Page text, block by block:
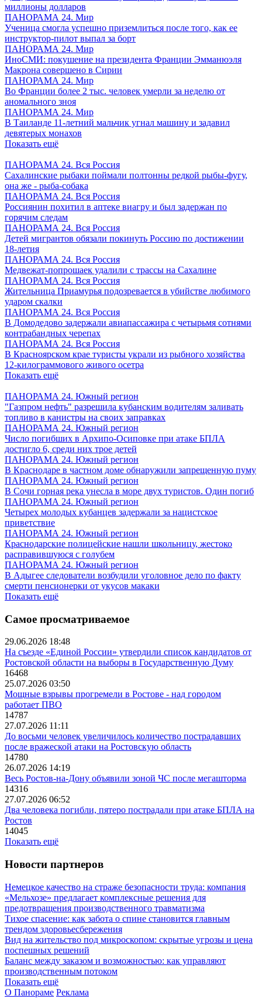
миллионы долларов
ПАНОРАМА 24. Мир
Ученица смогла успешно приземлиться после того, как ее
инструктор-пилот выпал за борт
ПАНОРАМА 24. Мир
ИноСМИ: покушение на президента Франции Эмманюэля
Макрона совершено в Сирии
ПАНОРАМА 24. Мир
Во Франции более 2 тыс. человек умерли за неделю от
аномального зноя
ПАНОРАМА 24. Мир
В Таиланде 11-летний мальчик угнал машину и задавил
девятерых монахов
Показать ещё
ПАНОРАМА 24. Вся Россия
Сахалинские рыбаки поймали полтонны редкой рыбы-фугу,
она же - рыба-собака
ПАНОРАМА 24. Вся Россия
Россиянин похитил в аптеке виагру и был задержан по
горячим следам
ПАНОРАМА 24. Вся Россия
Детей мигрантов обязали покинуть Россию по достижении
18-летия
ПАНОРАМА 24. Вся Россия
Медвежат-попрошаек удалили с трассы на Сахалине
ПАНОРАМА 24. Вся Россия
Жительница Приамурья подозревается в убийстве любимого
ударом скалки
ПАНОРАМА 24. Вся Россия
В Домодедово задержали авиапассажира с четырьмя сотнями
контрабандных черепах
ПАНОРАМА 24. Вся Россия
В Красноярском крае туристы украли из рыбного хозяйства
12-килограммового живого осетра
Показать ещё
ПАНОРАМА 24. Южный регион
"Газпром нефть" разрешила кубанским водителям заливать
топливо в канистры на своих заправках
ПАНОРАМА 24. Южный регион
Число погибших в Архипо-Осиповке при атаке БПЛА
достигло 6, среди них трое детей
ПАНОРАМА 24. Южный регион
В Краснодаре в частном доме обнаружили запрещенную пуму
ПАНОРАМА 24. Южный регион
В Сочи горная река унесла в море двух туристов. Один погиб
ПАНОРАМА 24. Южный регион
Четырех молодых кубанцев задержали за нацистское
приветствие
ПАНОРАМА 24. Южный регион
Краснодарские полицейские нашли школьницу, жестоко
расправившуюся с голубем
ПАНОРАМА 24. Южный регион
В Адыгее следователи возбудили уголовное дело по факту
смерти пенсионерки от укусов макаки
Показать ещё
Самое просматриваемое
29.06.2026 18:48
На съезде «Единой России» утвердили список кандидатов от
Ростовской области на выборы в Государственную Думу
16468
25.07.2026 03:50
Мощные взрывы прогремели в Ростове - над городом
работает ПВО
14787
27.07.2026 11:11
До восьми человек увеличилось количество пострадавших
после вражеской атаки на Ростовскую область
14780
26.07.2026 14:19
Весь Ростов-на-Дону объявили зоной ЧС после мегашторма
14316
27.07.2026 06:52
Два человека погибли, пятеро пострадали при атаке БПЛА на
Ростов
14045
Показать ещё
Новости партнеров
Немецкое качество на страже безопасности труда: компания
«Мельхозе» предлагает комплексные решения для
предотвращения производственного травматизма
Тихое спасение: как забота о спине становится главным
трендом здоровьесбережения
Вид на жительство под микроскопом: скрытые угрозы и цена
поспешных решений
Баланс между заказом и возможностью: как управляют
производственным потоком
Показать ещё
О Панораме Реклама